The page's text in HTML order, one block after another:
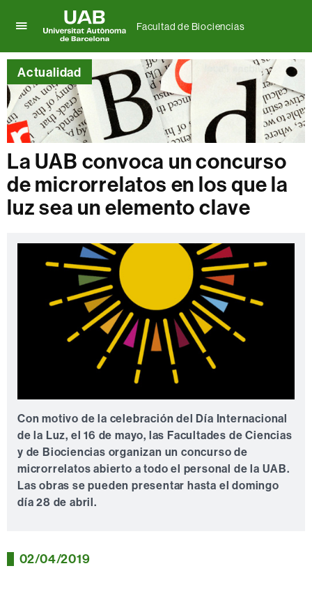
aquí
para
desplegar
el
menú
de
Facultad
Biociencias
Universitat
Autònoma
de
Barcelona
Facultad de Biociencias
Actualidad
La UAB convoca un concurso
de microrrelatos en los que la
luz sea un elemento clave
Con motivo de la celebración del Día Internacional
de la Luz, el 16 de mayo, las Facultades de Ciencias
y de Biociencias organizan un concurso de
microrrelatos abierto a todo el personal de la UAB.
Las obras se pueden presentar hasta el domingo
día 28 de abril.
02/04/2019